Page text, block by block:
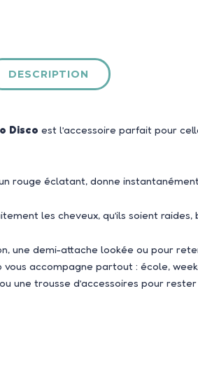
DESCRIPTION
Disco est l’accessoire parfait pour
rouge éclatant, donne
les cheveux, qu’ils soient raides,
une demi-attache lookée ou pour
vous accompagne partout : école,
une trousse d’accessoires pour